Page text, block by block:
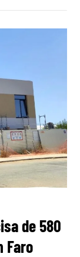
de 580
Faro